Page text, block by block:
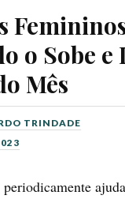
o Sobe e
Mês
TRINDADE